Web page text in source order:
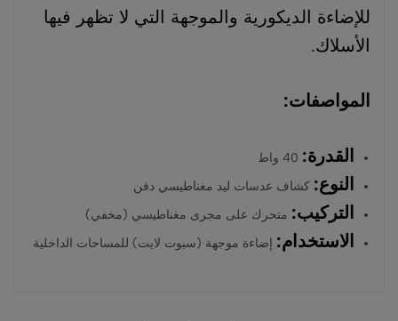
للإضاءة الديكورية والموجهة التي لا تظهر فيها
الأسلاك.
المواصفات:
القدرة:
النوع: كشاف عدسات ليد مغناطيسي دفن
التركيب: متحرك على مجرى مغناطيسي (مخفي)
الاستخدام: إضاءة موجهة (سبوت لايت) للمساحات الداخلية